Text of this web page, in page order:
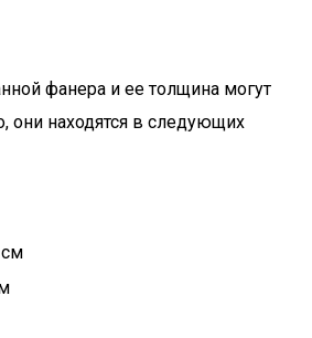
фанера и ее толщина могут
они находятся в следующих